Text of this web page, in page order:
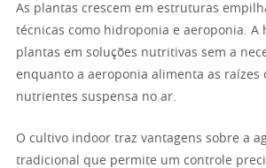
As plantas crescem em estruturas
técnicas como hidroponia e aeroponia. A
plantas em soluções nutritivas sem a
enquanto a aeroponia alimenta as raízes
nutrientes suspensa no ar.
O cultivo indoor traz vantagens sobre a
tradicional que permite um controle